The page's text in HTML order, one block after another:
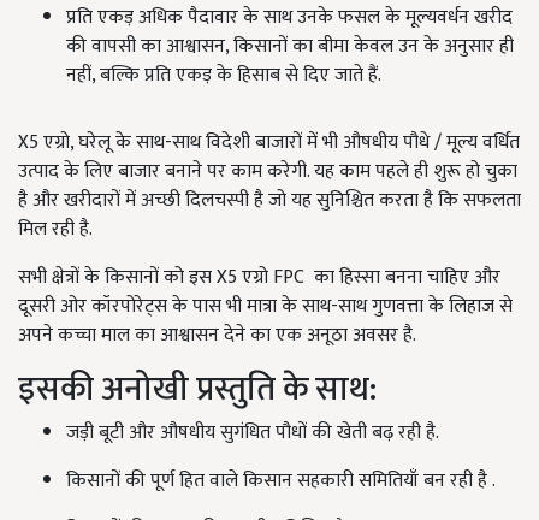
प्रति एकड़ अधिक पैदावार के साथ उनके फसल के मूल्यवर्धन खरीद
की वापसी का आश्वासन, किसानों का बीमा केवल उन के अनुसार ही
नहीं, बल्कि प्रति एकड़ के हिसाब से दिए जाते हैं.
X5 एग्रो, घरेलू के साथ-साथ विदेशी बाजारों में भी औषधीय पौधे / मूल्य वर्धित
उत्पाद के लिए बाजार बनाने पर काम करेगी. यह काम पहले ही शुरू हो चुका
है और खरीदारों में अच्छी दिलचस्पी है जो यह सुनिश्चित करता है कि सफलता
मिल रही है.
सभी क्षेत्रों के किसानों को इस X5 एग्रो FPC का हिस्सा बनना चाहिए और
दूसरी ओर कॉरपोरेट्स के पास भी मात्रा के साथ-साथ गुणवत्ता के लिहाज से
अपने कच्चा माल का आश्वासन देने का एक अनूठा अवसर है.
इसकी अनोखी प्रस्तुति के साथ:
जड़ी बूटी और औषधीय सुगंधित पौधों की खेती बढ़ रही है.
किसानों की पूर्ण हित वाले किसान सहकारी समितियाँ बन रही है .